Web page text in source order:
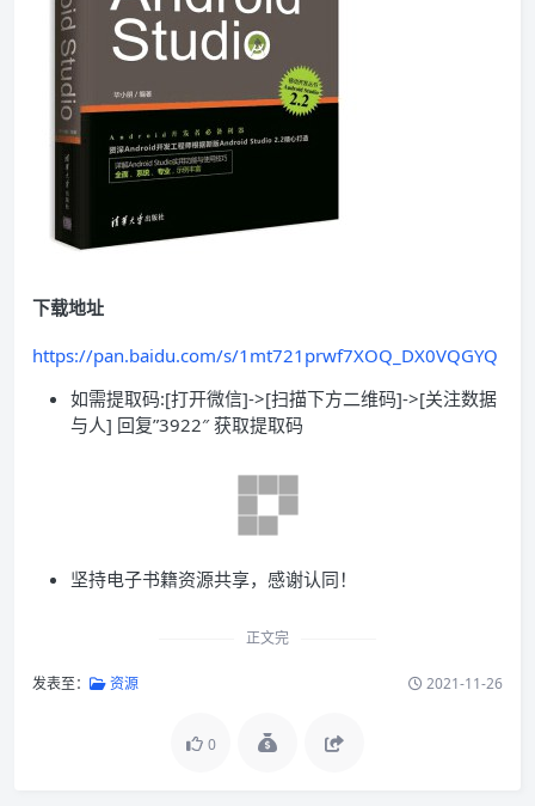
下载地址
https://pan.baidu.com/s/1mt721prwf7XOQ_DX0VQGYQ
如需提取码:[打开微信]->[扫描下方二维码]->[关注数据
与人] 回复”3922″ 获取提取码
坚持电子书籍资源共享，感谢认同！
正文完
发表至： 资源 2021-11-26
0